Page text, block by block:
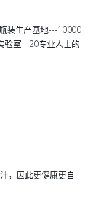
装生产基地---10000
验室 - 20专业人士的
，因此更健康更自